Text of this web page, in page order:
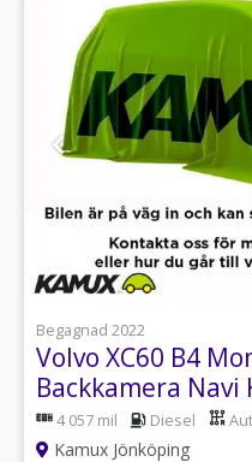
Begagnad 2022
Volvo XC60 B4
Backkamera Navi
4 057 mil Diesel
Kamux Jönköping